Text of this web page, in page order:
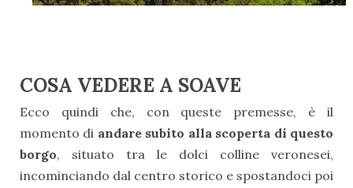
COSA VEDERE A SOAVE
Ecco quindi che, con queste premesse, è il
momento di andare subito alla scoperta di questo
borgo, situato tra le dolci colline veronesei,
incominciando dal centro storico e spostandoci poi